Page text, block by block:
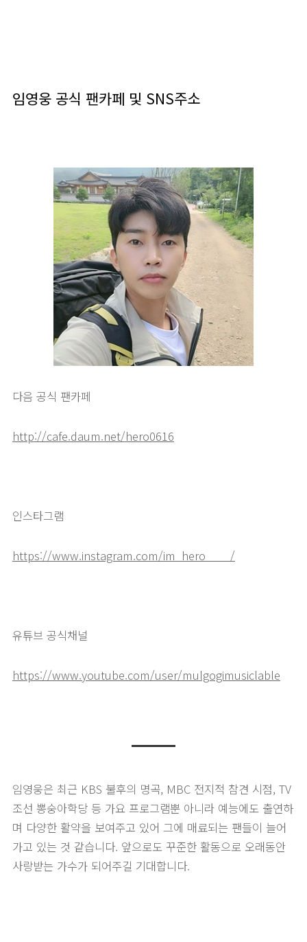
임영웅 공식 팬카페 및 SNS주소
다음 공식 팬카페
http://cafe.daum.net/hero0616
인스타그램
https://www.instagram.com/im_hero____/
유튜브 공식채널
https://www.youtube.com/user/mulgogimusiclable
임영웅은 최근 KBS 불후의 명곡, MBC 전지적 참견 시점, TV
조선 뽕숭아학당 등 가요 프로그램뿐 아니라 예능에도 출연하
며 다양한 활약을 보여주고 있어 그에 매료되는 팬들이 늘어
가고 있는 것 같습니다. 앞으로도 꾸준한 활동으로 오래동안
사랑받는 가수가 되어주길 기대합니다.